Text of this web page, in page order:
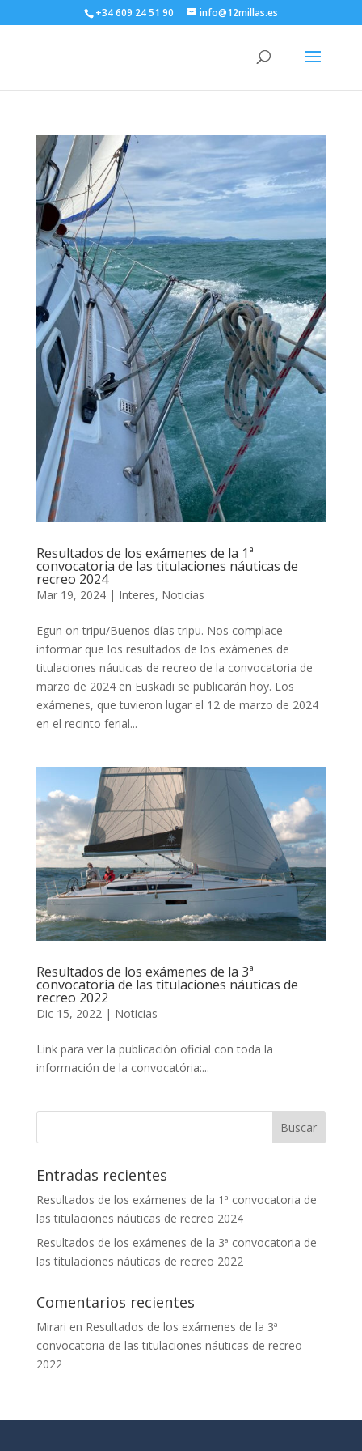
+34 609 24 51 90 info@12millas.es
Resultados de los exámenes de la 1ª
convocatoria de las titulaciones náuticas de
recreo 2024
Mar 19, 2024| Interes, Noticias
Egun on tripu/Buenos días tripu. Nos complace
informar que los resultados de los exámenes de
titulaciones náuticas de recreo de la convocatoria de
marzo de 2024 en Euskadi se publicarán hoy. Los
exámenes, que tuvieron lugar el 12 de marzo de 2024
en el recinto ferial...
Resultados de los exámenes de la 3ª
convocatoria de las titulaciones náuticas de
recreo 2022
Dic 15, 2022| Noticias
Link para ver la publicación oficial con toda la
información de la convocatória:...
Entradas recientes
Resultados de los exámenes de la 1ª convocatoria de
las titulaciones náuticas de recreo 2024
Resultados de los exámenes de la 3ª convocatoria de
las titulaciones náuticas de recreo 2022
Comentarios recientes
Mirari en Resultados de los exámenes de la 3ª
convocatoria de las titulaciones náuticas de recreo
2022